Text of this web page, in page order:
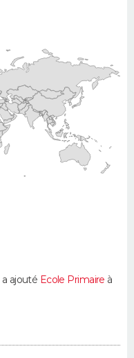
a ajouté Ecole Primaire à